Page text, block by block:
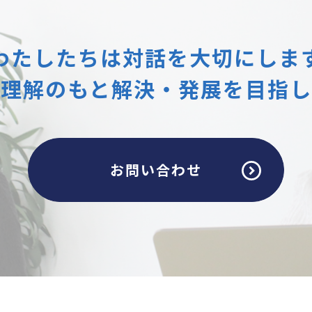
たしたちは対話を大切にしま
解のもと解決・発展を目指
お問い合わせ